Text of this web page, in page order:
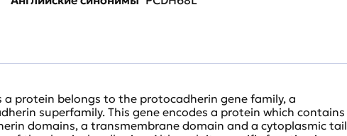
a protein belongs to the protocadherin gene family, a
superfamily. This gene encodes a protein which contains
domains, a transmembrane domain and a cytoplasmic tail